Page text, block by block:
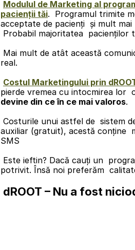
Modulul de Marketing al
pacienții tăi.  Programul trimite
acceptate de pacienți  și mult
Probabil majoritatea
Mai mult de atât această
real.
Costul Marketingului prin
pierde vremea cu intocmirea lor
devine din ce în ce mai valoros.
auxiliar (gratuit), acestă conține
SMS
potrivit. Însă noi preferăm
dROOT – Nu a fost